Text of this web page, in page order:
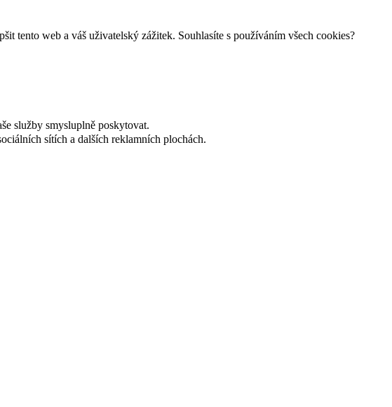
tento web a váš uživatelský zážitek. Souhlasíte s používáním všech cookies?
služby smysluplně poskytovat.
sítích a dalších reklamních plochách.